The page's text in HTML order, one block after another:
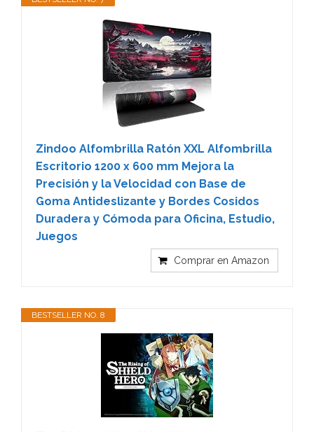
Zindoo Alfombrilla Ratón XXL Alfombrilla
Escritorio 1200 x 600 mm Mejora la
Precisión y la Velocidad con Base de
Goma Antideslizante y Bordes Cosidos
Duradera y Cómoda para Oficina, Estudio,
Juegos
Comprar en Amazon
BESTSELLER NO. 8